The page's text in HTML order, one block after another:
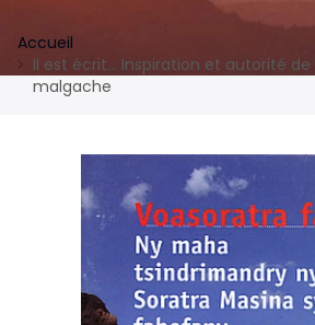
Accueil
Il est écrit… Inspiration et autorité de
malgache